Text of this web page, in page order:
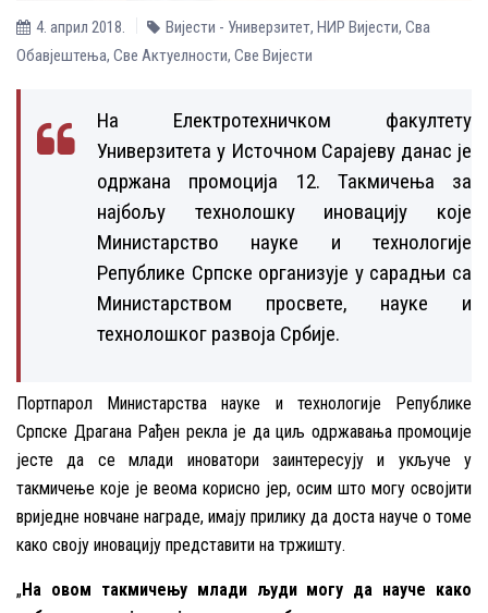
4. април 2018. Вијести - Универзитет, НИР Вијести, Сва
Обавјештења, Све Aктуелности, Све Вијести
На Електротехничком факултету
Универзитета у Источном Сарајеву данас је
одржана промоција 12. Такмичења за
најбољу технолошку иновацију које
Министарство науке и технологије
Републике Српске организује у сарадњи са
Министарством просвете, науке и
технолошког развоја Србије.
Портпарол Министарства науке и технологије Републике
Српске Драгана Рађен рекла је да циљ одржавања промоције
јесте да се млади иноватори заинтересују и укључе у
такмичење које је веома корисно јер, осим што могу освојити
вриједне новчане награде, имају прилику да доста науче о томе
како своју иновацију представити на тржишту.
„На овом такмичењу млади људи могу да науче како